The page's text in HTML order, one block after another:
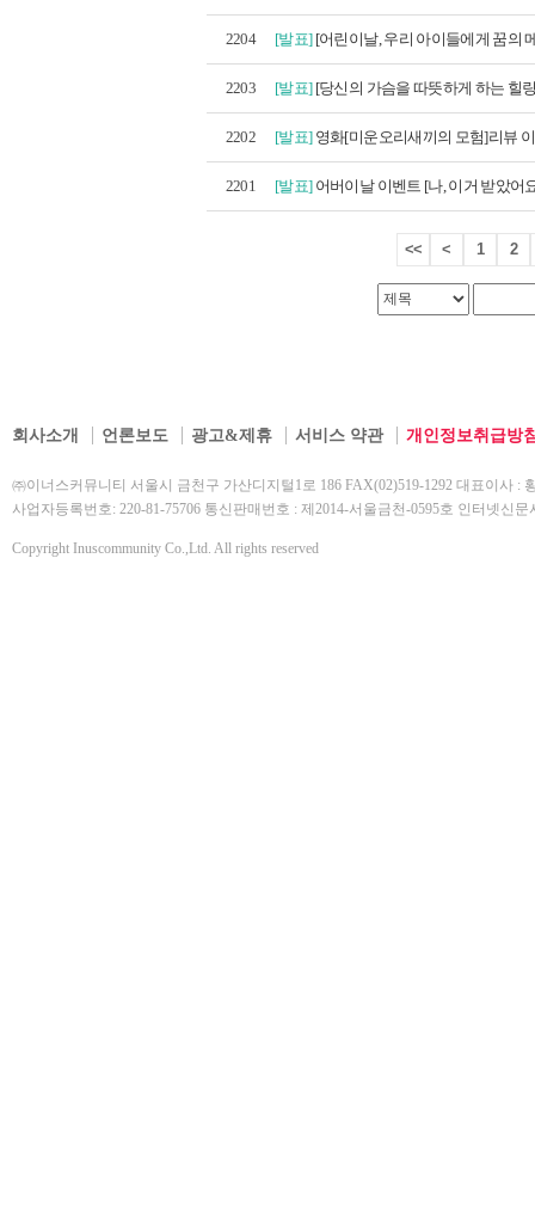
2204 [발표] [어린이날, 우리 아이들에게 꿈의
2203 [발표] [당신의 가슴을 따뜻하게 하는 힐
2202 [발표] 영화[미운오리새끼의 모험]리뷰
2201 [발표] 어버이날 이벤트 [나, 이거 받았어
<< < 1 2